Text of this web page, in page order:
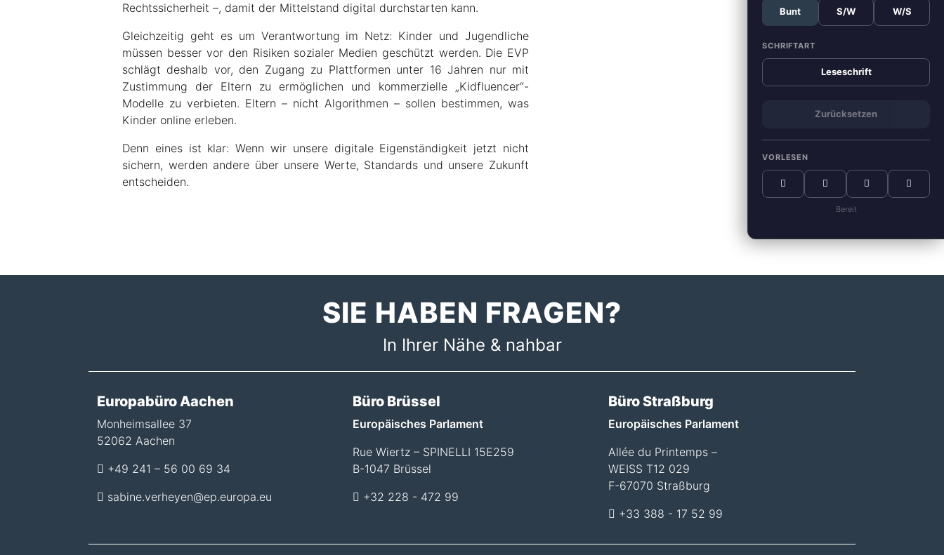
Bunt S/W W/S
SCHRIFTART
Leseschrift
Zurücksetzen
VORLESEN
Bereit
Rechtssicherheit –, damit der Mittelstand digital durchstarten kann.
Gleichzeitig geht es um Verantwortung im Netz: Kinder und Jugendliche
müssen besser vor den Risiken sozialer Medien geschützt werden. Die EVP
schlägt deshalb vor, den Zugang zu Plattformen unter 16 Jahren nur mit
Zustimmung der Eltern zu ermöglichen und kommerzielle „Kidfluencer“-
Modelle zu verbieten. Eltern – nicht Algorithmen – sollen bestimmen, was
Kinder online erleben.
Denn eines ist klar: Wenn wir unsere digitale Eigenständigkeit jetzt nicht
sichern, werden andere über unsere Werte, Standards und unsere Zukunft
entscheiden.
SIE HABEN FRAGEN?
In Ihrer Nähe & nahbar
Europabüro Aachen
Monheimsallee 37
52062 Aachen
+49 241 – 56 00 69 34
sabine.verheyen@ep.europa.eu
Büro Brüssel
Europäisches Parlament
Rue Wiertz – SPINELLI 15E259
B-1047 Brüssel
+32 228 - 472 99
Büro Straßburg
Europäisches Parlament
Allée du Printemps –
WEISS T12 029
F-67070 Straßburg
+33 388 - 17 52 99